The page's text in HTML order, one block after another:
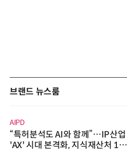
브랜드 뉴스룸
AIPD
“특허분석도 AI와 함께”…IP산업
'AX' 시대 본격화, 지식재산처 1호